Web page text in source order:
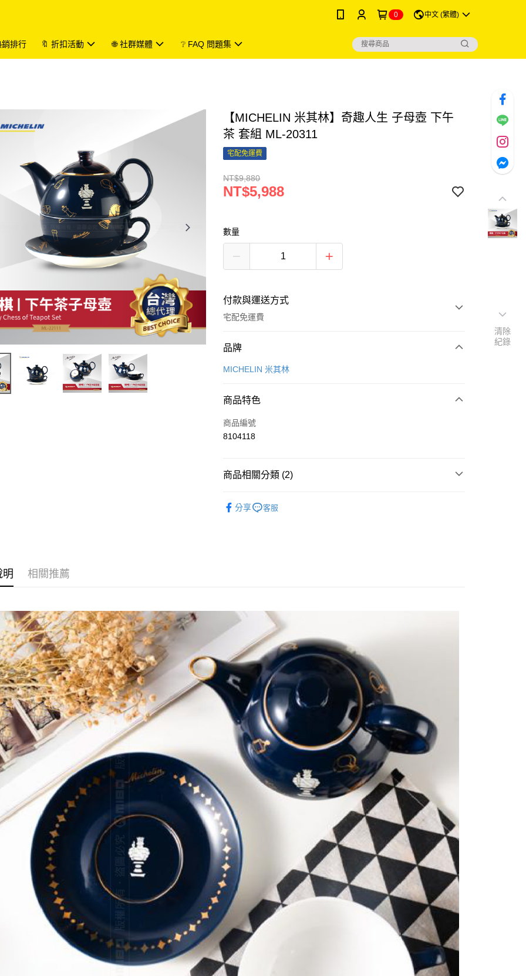
0 中文 (繁體)
銷排行 🔖 折扣活動 🌐 社群媒體 ❔ FAQ 問題集
【MICHELIN 米其林】奇趣人生 子母壺 下午
茶 套組 ML-20311
宅配免運費
NT$9,880
NT$5,988
數量
付款與運送方式
宅配免運費
付款方式
信用卡一次付款
街口支付
Google Pay
離島宅配
每筆NT$200
網購自取
免運費
品牌
MICHELIN 米其林
商品特色
商品編號
8104118
商品相關分類 (2)
分享 客服
明 相關推薦
清除
紀錄